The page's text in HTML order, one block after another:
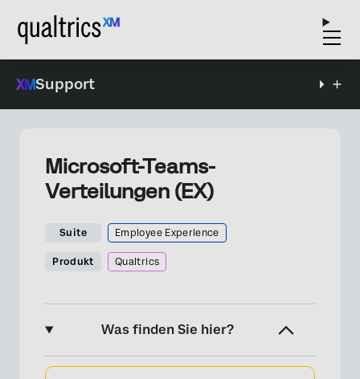
Support
Microsoft-Teams-
Verteilungen (EX)
Suite Employee Experience
Produkt Qualtrics
Was finden Sie hier?
Informationen zu Microsoft-Teams-